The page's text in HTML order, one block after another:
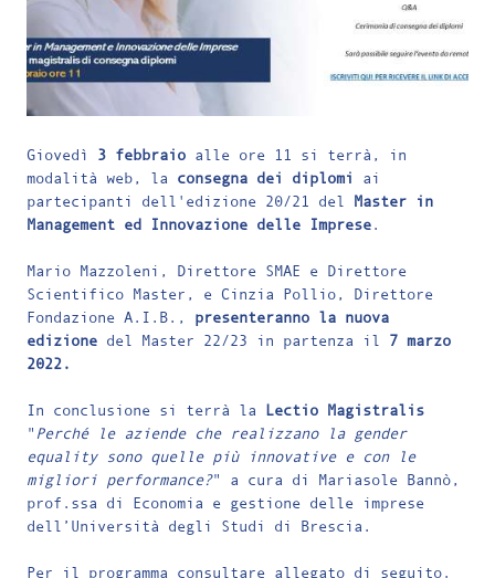
Giovedì 3 febbraio alle ore 11 si terrà, in
modalità web, la consegna dei diplomi ai
partecipanti dell'edizione 20/21 del Master in
Management ed Innovazione delle Imprese.
Mario Mazzoleni, Direttore SMAE e Direttore
Scientifico Master, e Cinzia Pollio, Direttore
Fondazione A.I.B., presenteranno la nuova
edizione del Master 22/23 in partenza il 7 marzo
2022.
In conclusione si terrà la Lectio Magistralis
" Perché le aziende che realizzano la gender
equality sono quelle più innovative e con le
migliori performance?" a cura di Mariasole Bannò,
prof.ssa di Economia e gestione delle imprese
dell’Università degli Studi di Brescia.
Per il programma consultare allegato di seguito.